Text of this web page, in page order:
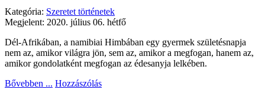
Kategória: Szeretet történetek
Megjelent: 2020. július 06. hétfő
Dél-Afrikában, a namibiai Himbában egy gyermek születésnapja
nem az, amikor világra jön, sem az, amikor a megfogan, hanem az,
amikor gondolatként megfogan az édesanyja lelkében.
Bővebben ... Hozzászólás